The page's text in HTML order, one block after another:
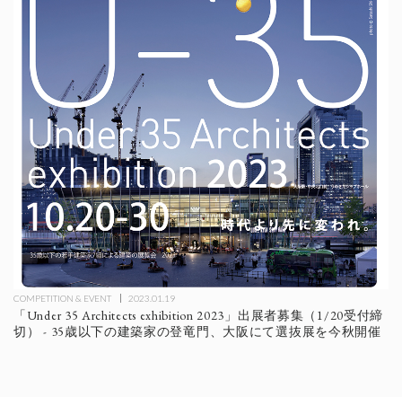
COMPETITION & EVENT 2023.01.19
「Under 35 Architects exhibition 2023」出展者募集（1/20受付締
切） - 35歳以下の建築家の登竜門、大阪にて選抜展を今秋開催